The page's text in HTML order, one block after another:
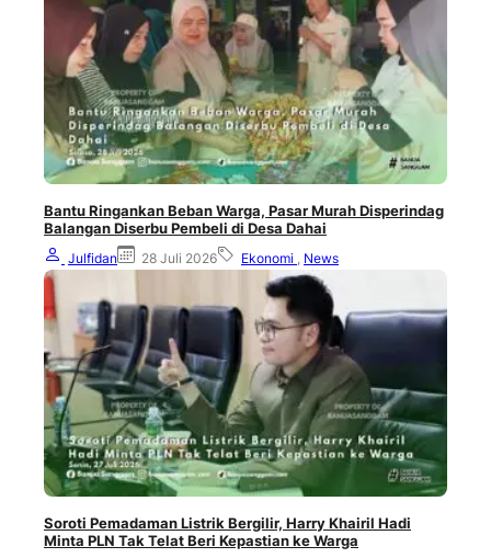
Bantu Ringankan Beban Warga, Pasar Murah Disperindag
Balangan Diserbu Pembeli di Desa Dahai
Julfidan 28 Juli 2026 Ekonomi , News
Soroti Pemadaman Listrik Bergilir, Harry Khairil Hadi
Minta PLN Tak Telat Beri Kepastian ke Warga